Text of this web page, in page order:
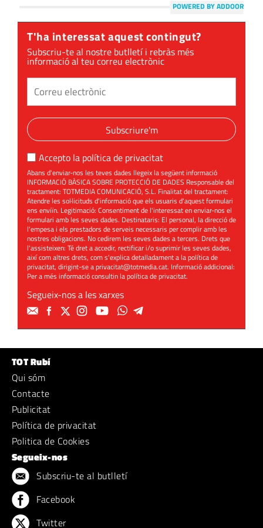
POWERED BY ADDOOR
T'ha interessat aquest contingut?
Subscriu-te al nostre butlletí i rebràs més
informació al teu correu electrònic
Subscriure'm
Accepto la política de privacitat
Abans d'enviar-nos les teves dades llegeix la següent informació
INFORMACIÓ BÀSICA SOBRE PROTECCIÓ DE DADES Responsable del
tractament: TOTMEDIA COMUNICACIÓ, S.L. Finalitat del tractament:
Atendre les sol·licituds d'informació que els usuaris d'aquest formulari
ens enviïn. Legitimació: Consentiment de l'interessat en enviar-nos el
formulari amb les seves dades. Destinataris: El personal, la direcció de
l'empesa i els prestadors de serveis necessaris per complir amb les
nostres obligacions. No cedirem les seves dades a tercers. Drets que
l'assisteixen: Té dret a accedir, rectificar i/o suprimir les seves dades,
així com altres drets, com s'explica detalladament a la política de
privacitat, dirigint-se aprivacitat@totmedia.cat. Informació addicional:
Per a més informació consultin lapolítica de privacitat.
Segueix-nos a les xarxes
TOT Rubí
Qui sóm
Contacte
Publicitat
Política de privacitat
Politica de Cookies
Segueix-nos
Subscriu-te al butlletí
Facebook
Twitter